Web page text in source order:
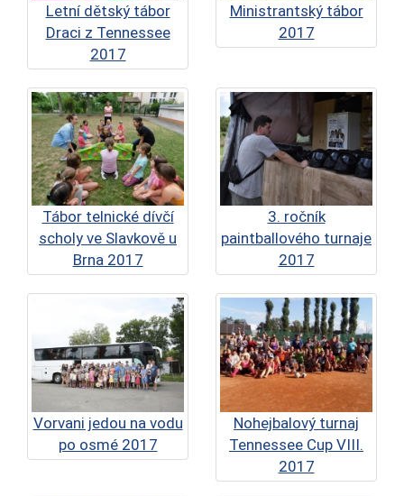
Letní dětský tábor
Draci z Tennessee
2017
Ministrantský tábor
2017
Tábor telnické dívčí
scholy ve Slavkově u
Brna 2017
3. ročník
paintballového turnaje
2017
Vorvani jedou na vodu
po osmé 2017
Nohejbalový turnaj
Tennessee Cup VIII.
2017